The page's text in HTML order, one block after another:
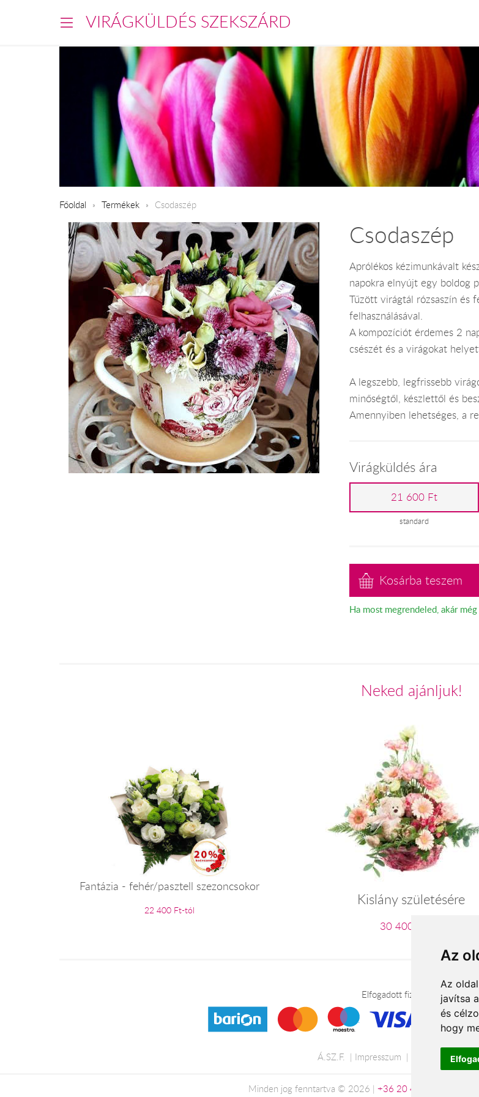
Az
Az
javítsa
és
hogy
VIRÁGKÜLDÉS SZEKSZÁRD
Főoldal Termékek Csodaszép
Csodaszép
Aprólékos kézimunkávalt
napokra elnyújt egy boldog
Tűzött virágtál rózsaszín és
felhasználásával.
A kompozíciót érdemes 2
csészét és a virágokat
A legszebb, legfrissebb
minőségtől, készlettől és
Amennyiben lehetséges, a
Virágküldés ára
21 600 Ft
standard
Kosárba teszem
Ha most megrendeled, akár
Neked ajánljuk!
Fantázia - fehér/pasztell szezoncsokor
22 400 Ft-tól
Kislány születésére
30 400 Ft-tól
Elfogadott fizetési módok
Á.SZ.F. Impresszum Adatkezelési
Minden jog fenntartva © 2026 | +36 20 488-8362